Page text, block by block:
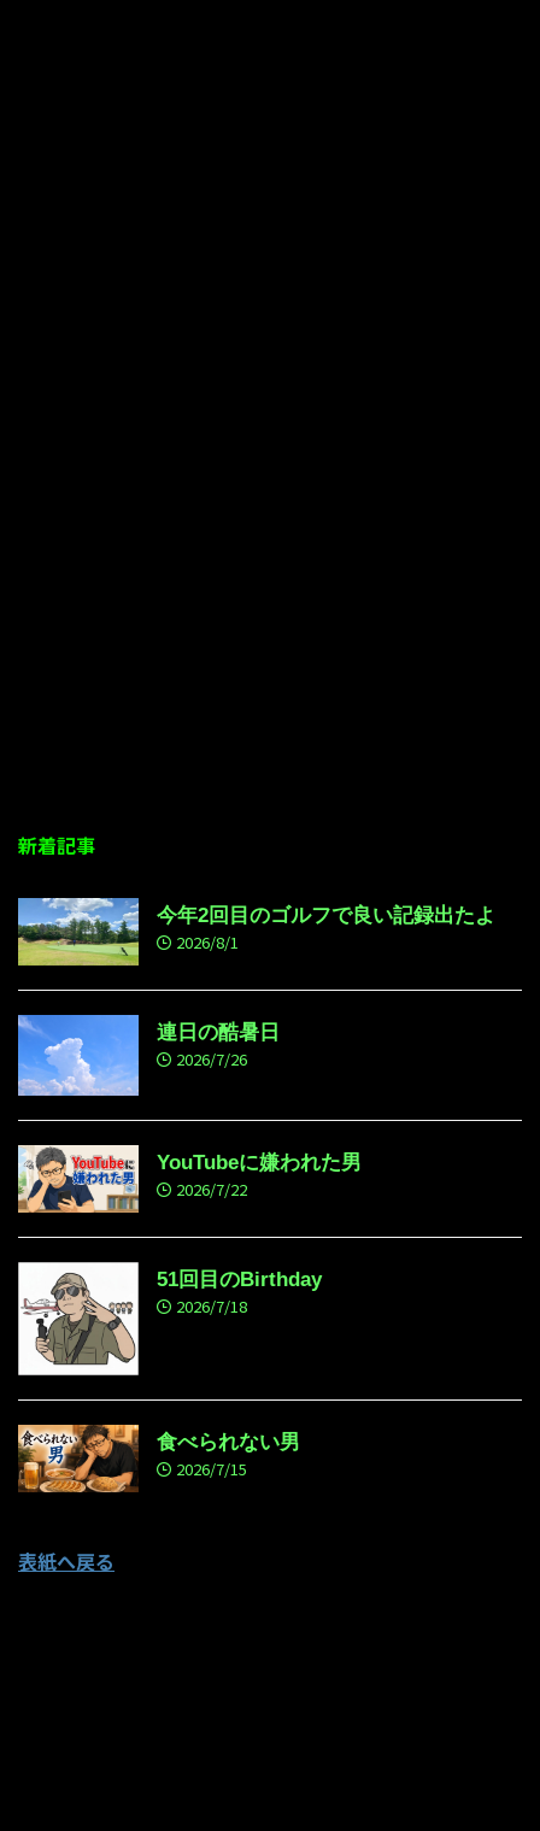
新着記事
今年2回目のゴルフで良い記録出たよ
2026/8/1
連日の酷暑日
2026/7/26
YouTubeに嫌われた男
2026/7/22
51回目のBirthday
2026/7/18
食べられない男
2026/7/15
表紙へ戻る